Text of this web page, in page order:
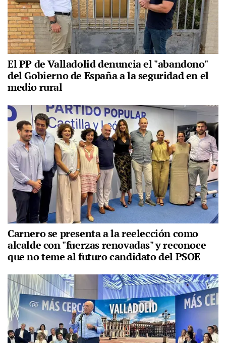
El PP de Valladolid denuncia el "abandono"
del Gobierno de España a la seguridad en el
medio rural
Carnero se presenta a la reelección como
alcalde con "fuerzas renovadas" y reconoce
que no teme al futuro candidato del PSOE